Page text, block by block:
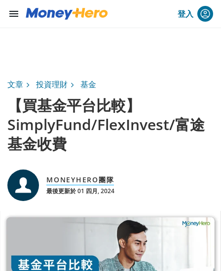
menu 登入
文章 投資理財 基金
【買基金平台比較】
SimplyFund/FlexInvest/富途
基金收費
MONEYHERO團隊
最後更新於 01 四月, 2024